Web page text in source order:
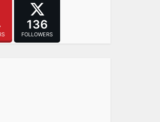
136
FOLLOWERS